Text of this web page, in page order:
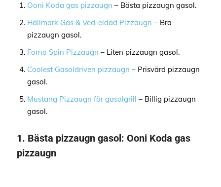
Ooni Koda gas pizzaugn – Bästa pizzaugn gasol.
Hällmark Gas & Ved-eldad Pizzaugn – Bra
pizzaugn gasol.
Forno Spin Pizzaugn – Liten pizzaugn gasol.
Coolest Gasoldriven pizzaugn – Prisvärd pizzaugn
gasol.
Mustang Pizzaugn för gasolgrill – Billig pizzaugn
gasol.
1. Bästa pizzaugn gasol: Ooni Koda gas
pizzaugn